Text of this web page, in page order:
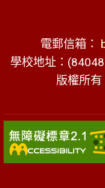
電郵信箱：
學校地址：
版權所